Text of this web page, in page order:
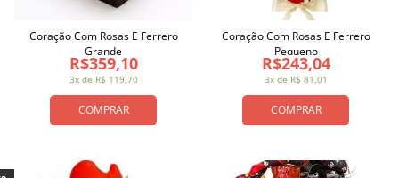
COMPRAR
3x de R$ 119,70
R$359,10
Coração Com Rosas E Ferrero
Grande
COMPRAR
3x de R$ 81,01
R$243,04
Coração Com Rosas E Ferrero
Pequeno